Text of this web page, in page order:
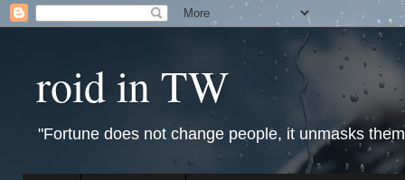
roid in TW
"Fortune does not change people, it unmasks